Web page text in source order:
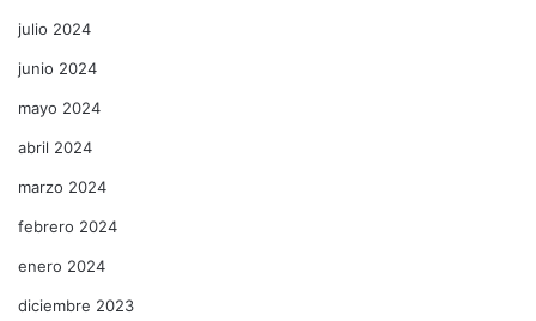
julio 2024
junio 2024
mayo 2024
abril 2024
marzo 2024
febrero 2024
enero 2024
diciembre 2023